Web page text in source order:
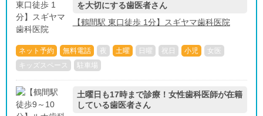
を大切にする歯医者さん
【鶴間駅 東口徒歩 1分】スギヤマ歯科医院
ネット予約 無料電話 夜 土曜 日曜 祝日 小児
女医
キッズスペース
駐車場
土曜日も17時まで診療！女性歯科医師が在籍
している歯医者さん